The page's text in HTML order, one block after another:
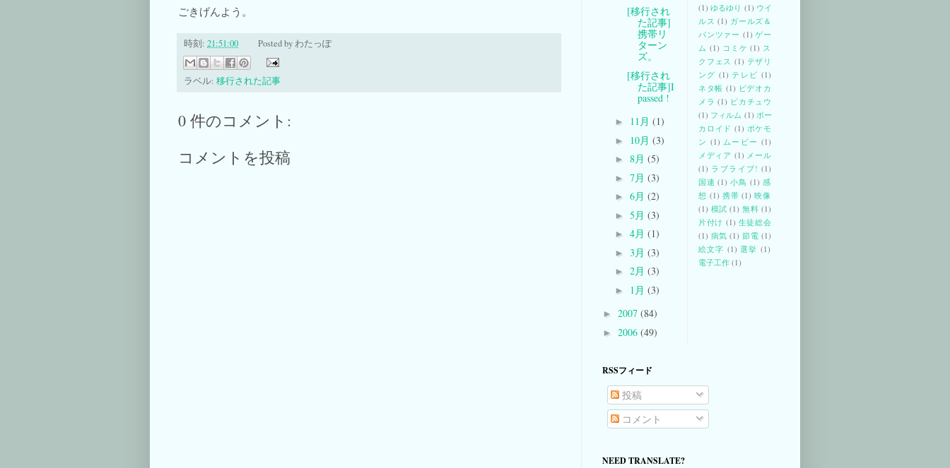
ごきげんよう。
時刻: 21:51:00 Posted byわたっぽ
ラベル: 移行された記事
0 件のコメント:
コメントを投稿
[移行され
た記事]
携帯リ
ターン
ズ。
[移行され
た記事]I
passed !
► 11月 (1)
► 10月 (3)
► 8月 (5)
► 7月 (3)
► 6月 (2)
► 5月 (3)
► 4月 (1)
► 3月 (3)
► 2月 (3)
► 1月 (3)
► 2007 (84)
► 2006 (49)
(1) ゆるゆり (1) ウイ
ルス (1) ガールズ＆
パンツァー (1) ゲー
ム (1) コミケ (1) ス
クフェス (1) テザリ
ング (1) テレビ (1)
ネタ帳 (1) ビデオカ
メラ (1) ピカチュウ
(1) フィルム (1) ボー
カロイド (1) ポケモ
ン (1) ムービー (1)
メディア (1) メール
(1) ラブライブ! (1)
国連 (1) 小鳥 (1) 感
想 (1) 携帯 (1) 映像
(1) 模試 (1) 無料 (1)
片付け (1) 生徒総会
(1) 病気 (1) 節電 (1)
絵文字 (1) 選挙 (1)
電子工作 (1)
RSSフィード
投稿
コメント
NEED TRANSLATE?